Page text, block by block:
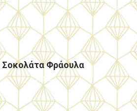
μια δροσερή φρουτώδη εμπειρία
Σοκολάτα Φράουλα